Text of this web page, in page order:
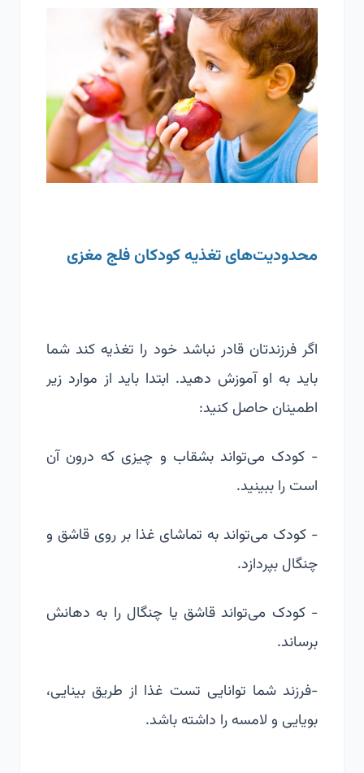
محدودیت‌های تغذیه کودکان فلج مغزی
اگر فرزندتان قادر نباشد خود را تغذیه کند شما
باید به او آموزش دهید. ابتدا باید از موارد زیر
اطمینان حاصل کنید:
- کودک می‌تواند بشقاب و چیزی که درون آن
است را ببینید.
- کودک می‌تواند به تماشای غذا بر روی قاشق و
چنگال بپردازد.
- کودک می‌تواند قاشق یا چنگال را به دهانش
برساند.
-فرزند شما توانایی تست غذا از طریق بینایی،
بویایی و لامسه را داشته باشد.